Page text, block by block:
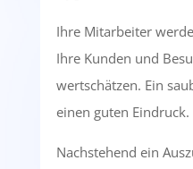
Ihre Mitarbeiter
Ihre Kunden und
wertschätzen. Ein
einen guten Eindruck.
Nachstehend ein